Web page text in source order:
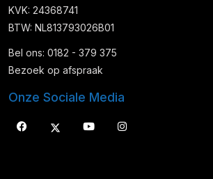
KVK: 24368741
BTW: NL813793026B01
Bel ons: 0182 - 379 375
Bezoek op afspraak
Onze Sociale Media